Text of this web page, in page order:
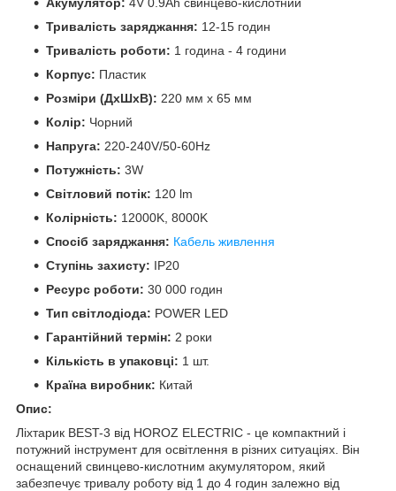
Тривалість заряджання: 12-15 годин
Тривалість роботи: 1 година - 4 години
Корпус: Пластик
Розміри (ДхШхВ): 220 мм x 65 мм
Колір: Чорний
Напруга: 220-240V/50-60Hz
Потужність: 3W
Світловий потік: 120 lm
Колірність: 12000K, 8000K
Спосіб заряджання: Кабель живлення
Ступінь захисту: IP20
Ресурс роботи: 30 000 годин
Тип світлодіода: POWER LED
Гарантійний термін: 2 роки
Кількість в упаковці: 1 шт.
Країна виробник: Китай
Опис:
Ліхтарик BEST-3 від HOROZ ELECTRIC - це компактний і
потужний інструмент для освітлення в різних ситуаціях. Він
оснащений свинцево-кислотним акумулятором, який
забезпечує тривалу роботу від 1 до 4 годин залежно від